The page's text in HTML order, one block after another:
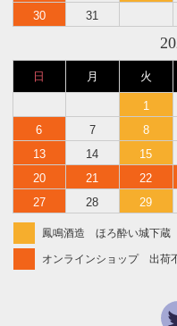
30
31
日 月 火
1
6
7 8
13
14 15
20
21 22
27
28 29
鳳鳴酒造 ほろ酔い城下蔵
オンラインショップ 出荷